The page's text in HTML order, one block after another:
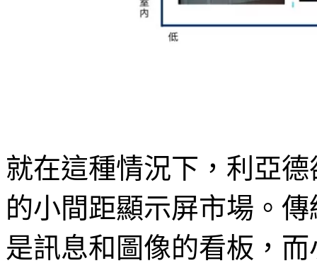
就在這種情況下，利亞
的小間距顯示屏市場。
是訊息和圖像的看板，